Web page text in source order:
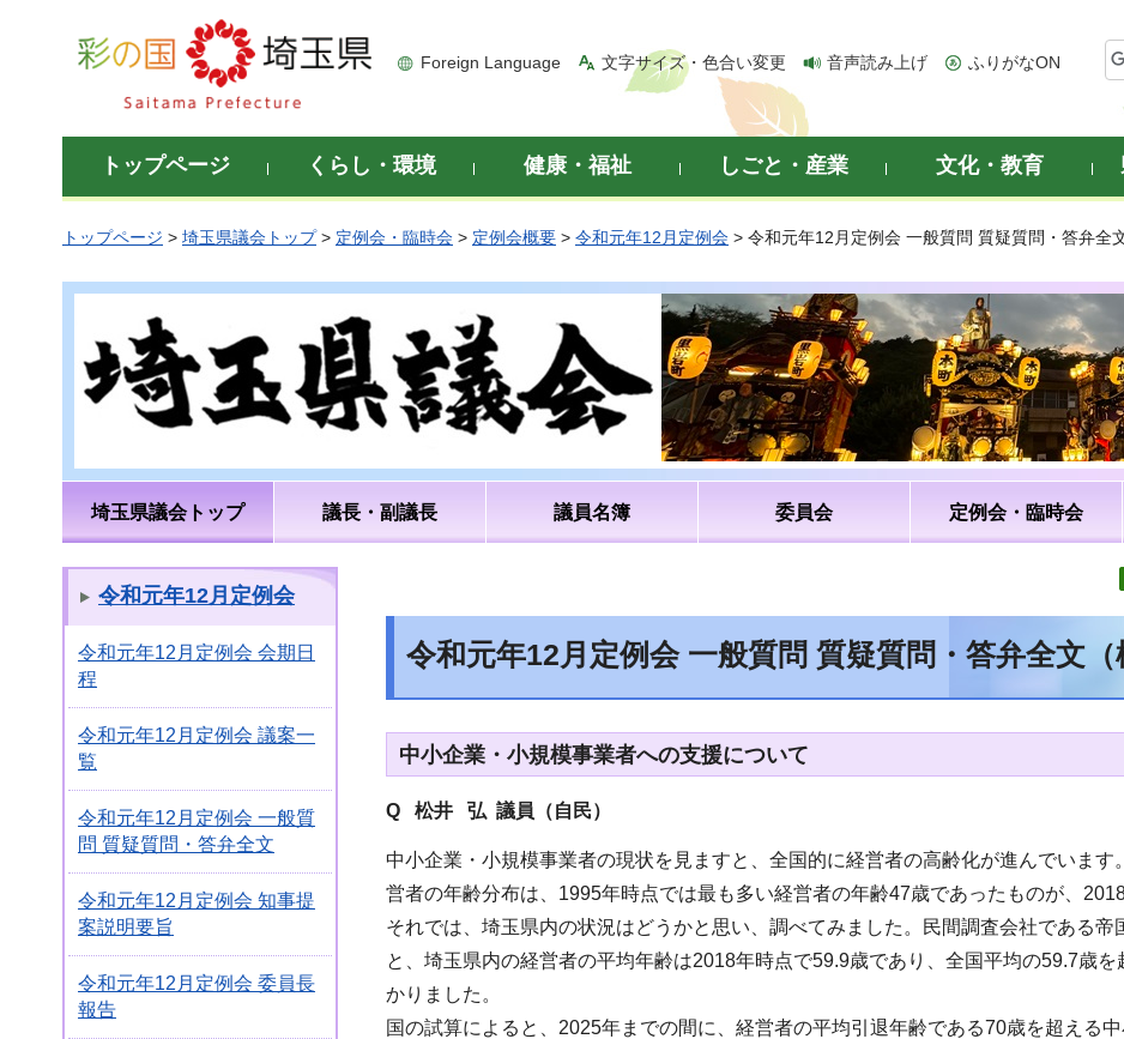
彩の国 埼玉県
Foreign Language 文字サイズ・色合い変更 音声読み上げ ふりがなON
トップページ くらし・環境 健康・福祉 しごと・産業 文化・教育
トップページ > 埼玉県議会トップ> 定例会・臨時会 > 定例会概要 > 令和元年12月定例会 > 令和元年12月定例会 一般質問 質疑質問・答弁全
埼玉県議会トップ 議長・副議長 議員名簿 委員会 定例会・臨時会
令和元年12月定例会
令和元年12月定例会 会期日
程
令和元年12月定例会 議案一
覧
令和元年12月定例会 一般質
問 質疑質問・答弁全文
令和元年12月定例会 知事提
案説明要旨
令和元年12月定例会 委員長
報告
令和元年12月定例会 一般質問 質疑質問・答弁全文
中小企業・小規模事業者への支援について
Q 松井 弘 議員（自民）
中小企業・小規模事業者の現状を見ますと、全国的に経営者の高齢化が進んでいま
営者の年齢分布は、1995年時点では最も多い経営者の年齢47歳であったものが、
それでは、埼玉県内の状況はどうかと思い、調べてみました。民間調査会社である
と、埼玉県内の経営者の平均年齢は2018年時点で59.9歳であり、全国平均の59.7歳
かりました。
国の試算によると、2025年までの間に、経営者の平均引退年齢である70歳を超える